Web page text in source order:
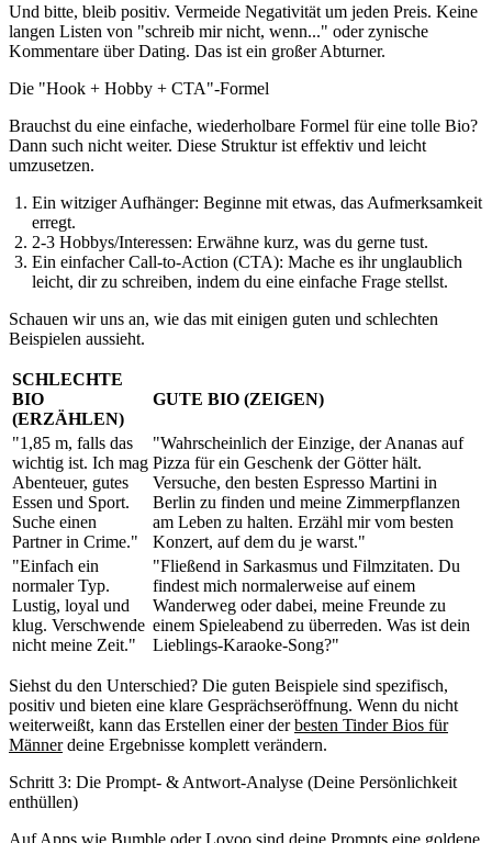
Und bitte, bleib positiv. Vermeide Negativität um jeden Preis. Keine
langen Listen von "schreib mir nicht, wenn..." oder zynische
Kommentare über Dating. Das ist ein großer Abturner.
Die "Hook + Hobby + CTA"-Formel
Brauchst du eine einfache, wiederholbare Formel für eine tolle Bio?
Dann such nicht weiter. Diese Struktur ist effektiv und leicht
umzusetzen.
Ein witziger Aufhänger: Beginne mit etwas, das Aufmerksamkeit
erregt.
2-3 Hobbys/Interessen: Erwähne kurz, was du gerne tust.
Ein einfacher Call-to-Action (CTA): Mache es ihr unglaublich
leicht, dir zu schreiben, indem du eine einfache Frage stellst.
Schauen wir uns an, wie das mit einigen guten und schlechten
Beispielen aussieht.
SCHLECHTE
BIO
(ERZÄHLEN)
GUTE BIO (ZEIGEN)
"1,85 m, falls das
wichtig ist. Ich mag
Abenteuer, gutes
Essen und Sport.
Suche einen
Partner in Crime."
"Wahrscheinlich der Einzige, der Ananas auf
Pizza für ein Geschenk der Götter hält.
Versuche, den besten Espresso Martini in
Berlin zu finden und meine Zimmerpflanzen
am Leben zu halten. Erzähl mir vom besten
Konzert, auf dem du je warst."
"Einfach ein
normaler Typ.
Lustig, loyal und
klug. Verschwende
nicht meine Zeit."
"Fließend in Sarkasmus und Filmzitaten. Du
findest mich normalerweise auf einem
Wanderweg oder dabei, meine Freunde zu
einem Spieleabend zu überreden. Was ist dein
Lieblings-Karaoke-Song?"
Siehst du den Unterschied? Die guten Beispiele sind spezifisch,
positiv und bieten eine klare Gesprächseröffnung. Wenn du nicht
weiterweißt, kann das Erstellen einer derbesten Tinder Bios für
Männerdeine Ergebnisse komplett verändern.
Schritt 3: Die Prompt- & Antwort-Analyse (Deine Persönlichkeit
enthüllen)
Auf Apps wie Bumble oder Lovoo sind deine Prompts eine goldene